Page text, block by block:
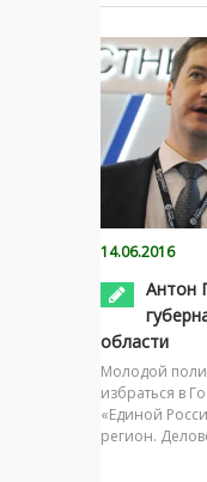
14.06.2016
Антон
области
Молодой
избраться в
«Единой
регион.